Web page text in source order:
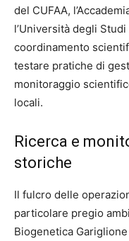
del CUFAA,
l’Università degli
coordinamento
testare pratiche di
monitoraggio
locali.
Ricerca e
storiche
Il fulcro delle
particolare pregio
Biogenetica